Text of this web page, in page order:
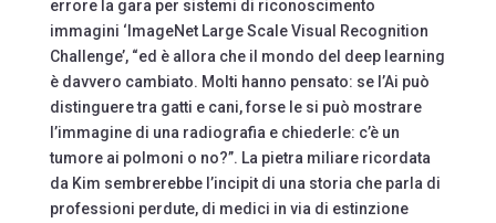
errore la gara per sistemi di riconoscimento
immagini ‘ImageNet Large Scale Visual Recognition
Challenge’, “ed è allora che il mondo del deep learning
è davvero cambiato. Molti hanno pensato: se l’Ai può
distinguere tra gatti e cani, forse le si può mostrare
l’immagine di una radiografia e chiederle: c’è un
tumore ai polmoni o no?”. La pietra miliare ricordata
da Kim sembrerebbe l’incipit di una storia che parla di
professioni perdute, di medici in via di estinzione